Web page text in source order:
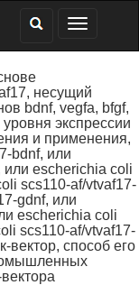
несущий
bdnf, vegfa, bfgf,
экспрессии
и применения,
bdnf, или
или escherichia coli
scs110-af/vtvaf17-
gdnf, или
escherichia coli
scs110-af/vtvaf17-
вектор, способ его